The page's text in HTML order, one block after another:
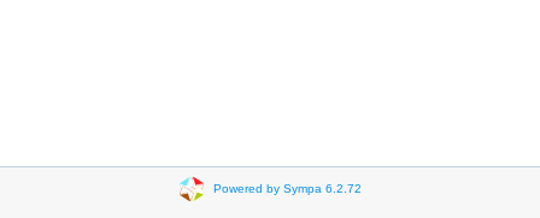
Powered by Sympa 6.2.72